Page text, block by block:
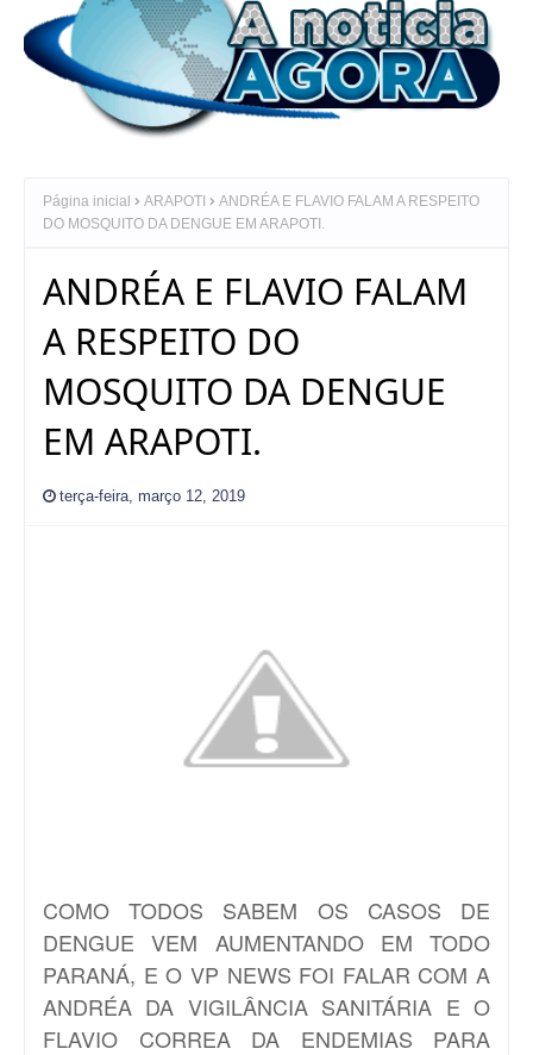
Página inicial ARAPOTI
ANDRÉA E FLAVIO FALAM A RESPEITO
DO MOSQUITO DA DENGUE EM ARAPOTI.
ANDRÉA E FLAVIO FALAM
A RESPEITO DO
MOSQUITO DA DENGUE
EM ARAPOTI.
terça-feira, março 12, 2019
COMO TODOS SABEM OS CASOS DE
DENGUE VEM AUMENTANDO EM TODO
PARANÁ, E O VP NEWS FOI FALAR COM A
ANDRÉA DA VIGILÂNCIA SANITÁRIA E O
FLAVIO CORREA DA ENDEMIAS PARA